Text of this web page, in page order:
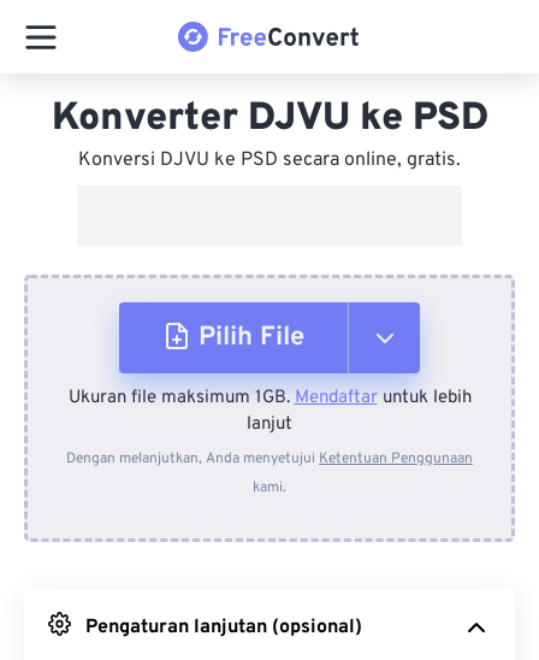
Konverter DJVU ke PSD
Konversi DJVU ke PSD secara online, gratis.
Pilih File
Dari Perangkat
Dari Dropbox
Ukuran file maksimum 1GB.Mendaftaruntuk lebih
lanjut
Dengan melanjutkan, Anda menyetujui Ketentuan Penggunaan
kami.
Pengaturan lanjutan (opsional)